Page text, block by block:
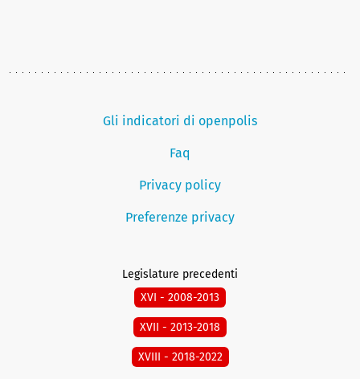
Gli indicatori di openpolis
Faq
Privacy policy
Preferenze privacy
Legislature precedenti
XVI - 2008-2013
XVII - 2013-2018
XVIII - 2018-2022